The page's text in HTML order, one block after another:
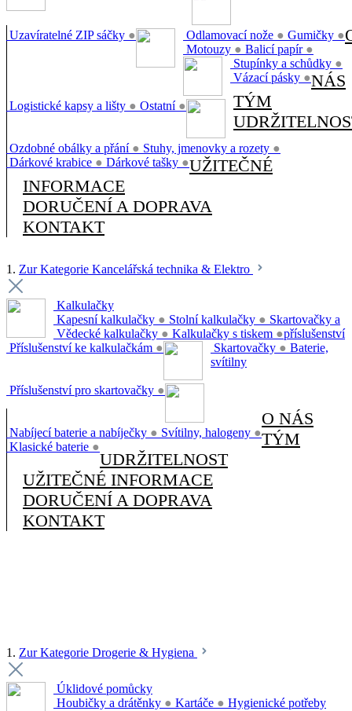
Uzavíratelné ZIP sáčky ● Odlamovací nože ● Gumičky ●
Motouzy ● Balicí papír ●
Stupínky a schůdky ●
Vázací pásky ●
Logistické kapsy a lišty ● Ostatní ●
Ozdobné obálky a přání ● Stuhy, jmenovky a rozety ●
Dárkové krabice ● Dárkové tašky ●
NÁS
TÝM
UŽITEČNÉ
INFORMACE
DORUČENÍ A DOPRAVA
KONTAKT
1. Zur Kategorie Kancelářská technika & Elektro
Kalkulačky
Kapesní kalkulačky ● Stolní kalkulačky ●
Vědecké kalkulačky ● Kalkulačky s tiskem ●
Příslušenství ke kalkulačkám ●
Skartovačky a
příslušenství
Skartovačky ●
Příslušenství pro skartovačky ●
Baterie,
svítilny
Nabíjecí baterie a nabíječky ● Svítilny, halogeny ●
Klasické baterie ●
O NÁS
TÝM
UDRŽITELNOST
UŽITEČNÉ INFORMACE
DORUČENÍ A DOPRAVA
KONTAKT
1. Zur Kategorie Drogerie & Hygiena
Úklidové pomůcky
Houbičky a drátěnky ● Kartáče ● Hygienické potřeby